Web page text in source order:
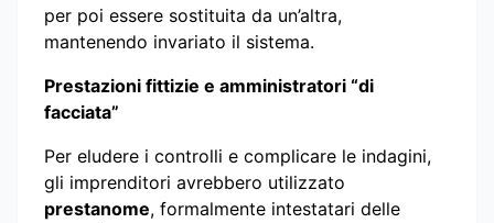
per poi essere sostituita da un’altra,
mantenendo invariato il sistema.
Prestazioni fittizie e amministratori “di
facciata”
Per eludere i controlli e complicare le indagini,
gli imprenditori avrebbero utilizzato
prestanome, formalmente intestatari delle